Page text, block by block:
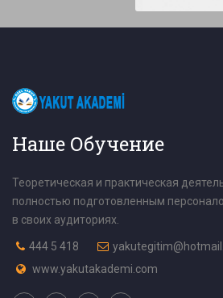
Наше Обучение
Теоретическая и практическая
полностью подготовленным
в своих аудиториях.
444 5 418
www.yakutakademi.com